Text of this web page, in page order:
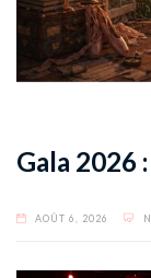
Gala 2026
AOÛT 6, 2026